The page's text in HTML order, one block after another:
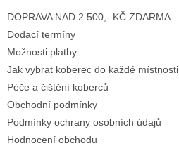
DOPRAVA NAD 2.500,- KČ ZDARMA
Dodací termíny
Možnosti platby
Jak vybrat koberec do každé místnosti
Péče a čištění koberců
Obchodní podmínky
Podmínky ochrany osobních údajů
Hodnocení obchodu